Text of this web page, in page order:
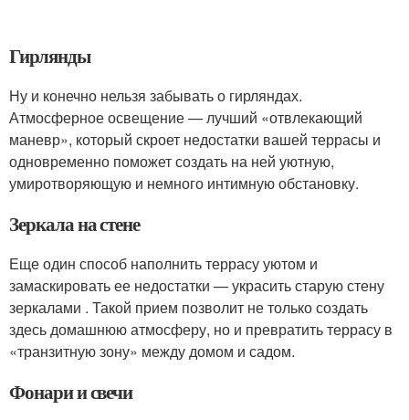
Гирлянды
Ну и конечно нельзя забывать о гирляндах.
Атмосферное освещение — лучший «отвлекающий
маневр», который скроет недостатки вашей террасы и
одновременно поможет создать на ней уютную,
умиротворяющую и немного интимную обстановку.
Зеркала на стене
Еще один способ наполнить террасу уютом и
замаскировать ее недостатки — украсить старую стену
зеркалами . Такой прием позволит не только создать
здесь домашнюю атмосферу, но и превратить террасу в
«транзитную зону» между домом и садом.
Фонари и свечи